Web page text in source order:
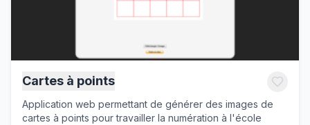
Cartes à points
Application web permettant de générer des images de
cartes à points pour travailler la numération à l'école